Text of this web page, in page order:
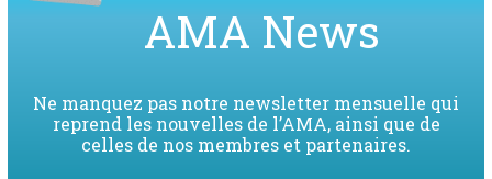
AMA News
Ne manquez pas notre newsletter mensuelle qui
reprend les nouvelles de l’AMA, ainsi que de
celles de nos membres et partenaires.